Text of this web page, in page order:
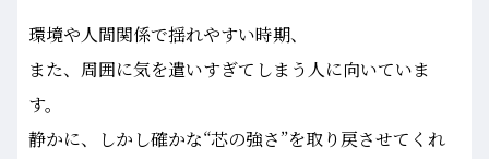
環境や人間関係で揺れやすい時期、
また、周囲に気を遣いすぎてしまう人に向いていま
す。
静かに、しかし確かな“芯の強さ”を取り戻させてくれ